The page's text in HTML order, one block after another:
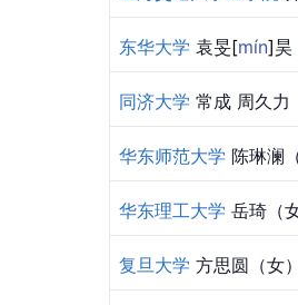
东华大学 袁旻[mín]昊
同济大学 常成 周久力
华东师范大学 陈琳澜
华东理工大学 岳琦（
复旦大学 方思圆（女